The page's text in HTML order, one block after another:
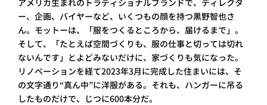
会社概
要
企業の
方へ
お問い
合わせ
プライ
バシー
アメリカ生まれのトラディショナルブランドで、ディレクタ
ー、企画、バイヤーなど、いくつもの顔を持つ黒野智也さ
ん。モットーは、「服をつくるところから、届けるまで」。
そして、「たとえば空間づくりも、服の仕事と切っては切れ
ないんです」とよどみないだけに、家づくりも気になった。
リノベーションを経て2023年3月に完成した住まいには、そ
の文字通り“真ん中”に洋服がある。それも、ハンガーに吊る
したものだけで、じつに600本分だ。